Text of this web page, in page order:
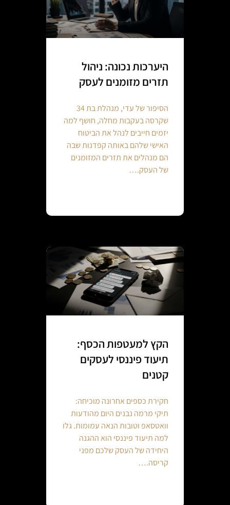
היערכות נכונה: ניהול
תזרים מזומנים לעסק
הסיפור של עדי, מנהלת בת 34
שקרסה בעקבות מחלה, חושף למה
יזמים חייבים לנהל את הביטוח
האישי שלהם באותה קפדנות שבה
הם מנהלים את תזרים המזומנים
של העסק.…
הקץ למעטפות הכסף:
תיעוד פיננסי לעסקים
קטנים
חקירת כספים אחרונה מוכיחה:
תיקי מרמה נבנים היום מהודעות
וואטסאפ וטובות הנאה עמומות. גלו
למה תיעוד פיננסי הוא ההגנה
היחידה של העסק שלכם מפני
קריסה.…